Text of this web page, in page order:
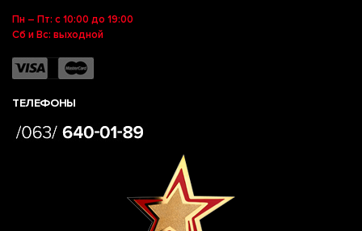
Пн – Пт: с 10:00 до 19:00
Сб и Вс: выходной
ТЕЛЕФОНЫ